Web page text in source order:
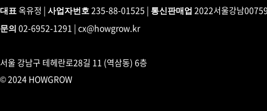
대표 옥유정 | 사업자번호 235-88-01525 | 통신판매업 2022서울강남
문의 02-6952-1291 | cx@howgrow.kr
서울 강남구 테헤란로28길 11 (역삼동) 6층
© 2024 HOWGROW